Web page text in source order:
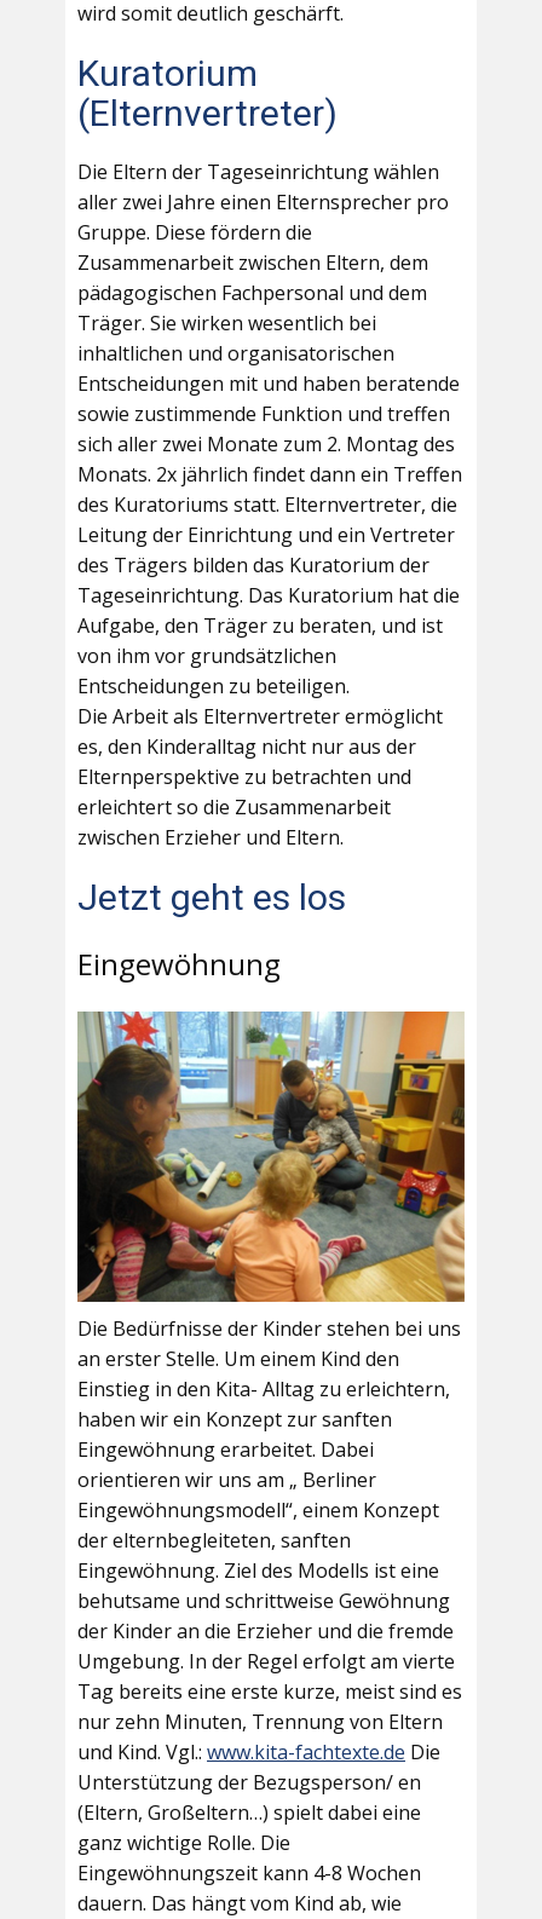
wird somit deutlich geschärft.
Kuratorium
(Elternvertreter)
Die Eltern der Tageseinrichtung wählen
aller zwei Jahre einen Elternsprecher pro
Gruppe. Diese fördern die
Zusammenarbeit zwischen Eltern, dem
pädagogischen Fachpersonal und dem
Träger. Sie wirken wesentlich bei
inhaltlichen und organisatorischen
Entscheidungen mit und haben beratende
sowie zustimmende Funktion und treffen
sich aller zwei Monate zum 2. Montag des
Monats. 2x jährlich findet dann ein Treffen
des Kuratoriums statt. Elternvertreter, die
Leitung der Einrichtung und ein Vertreter
des Trägers bilden das Kuratorium der
Tageseinrichtung. Das Kuratorium hat die
Aufgabe, den Träger zu beraten, und ist
von ihm vor grundsätzlichen
Entscheidungen zu beteiligen.
Die Arbeit als Elternvertreter ermöglicht
es, den Kinderalltag nicht nur aus der
Elternperspektive zu betrachten und
erleichtert so die Zusammenarbeit
zwischen Erzieher und Eltern.
Jetzt geht es los
Eingewöhnung
Die Bedürfnisse der Kinder stehen bei uns
an erster Stelle. Um einem Kind den
Einstieg in den Kita- Alltag zu erleichtern,
haben wir ein Konzept zur sanften
Eingewöhnung erarbeitet. Dabei
orientieren wir uns am „ Berliner
Eingewöhnungsmodell“, einem Konzept
der elternbegleiteten, sanften
Eingewöhnung. Ziel des Modells ist eine
behutsame und schrittweise Gewöhnung
der Kinder an die Erzieher und die fremde
Umgebung. In der Regel erfolgt am vierte
Tag bereits eine erste kurze, meist sind es
nur zehn Minuten, Trennung von Eltern
und Kind. Vgl.: www.kita-fachtexte.de Die
Unterstützung der Bezugsperson/ en
(Eltern, Großeltern…) spielt dabei eine
ganz wichtige Rolle. Die
Eingewöhnungszeit kann 4-8 Wochen
dauern. Das hängt vom Kind ab, wie